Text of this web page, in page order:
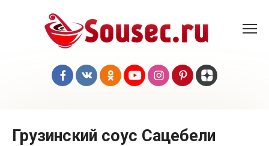
Грузинский соус Сацебели